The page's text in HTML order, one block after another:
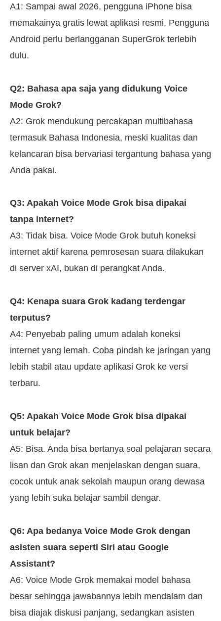
A1: Sampai awal 2026, pengguna iPhone bisa
memakainya gratis lewat aplikasi resmi. Pengguna
Android perlu berlangganan SuperGrok terlebih
dulu.
Q2: Bahasa apa saja yang didukung Voice
Mode Grok?
A2: Grok mendukung percakapan multibahasa
termasuk Bahasa Indonesia, meski kualitas dan
kelancaran bisa bervariasi tergantung bahasa yang
Anda pakai.
Q3: Apakah Voice Mode Grok bisa dipakai
tanpa internet?
A3: Tidak bisa. Voice Mode Grok butuh koneksi
internet aktif karena pemrosesan suara dilakukan
di server xAI, bukan di perangkat Anda.
Q4: Kenapa suara Grok kadang terdengar
terputus?
A4: Penyebab paling umum adalah koneksi
internet yang lemah. Coba pindah ke jaringan yang
lebih stabil atau update aplikasi Grok ke versi
terbaru.
Q5: Apakah Voice Mode Grok bisa dipakai
untuk belajar?
A5: Bisa. Anda bisa bertanya soal pelajaran secara
lisan dan Grok akan menjelaskan dengan suara,
cocok untuk anak sekolah maupun orang dewasa
yang lebih suka belajar sambil dengar.
Q6: Apa bedanya Voice Mode Grok dengan
asisten suara seperti Siri atau Google
Assistant?
A6: Voice Mode Grok memakai model bahasa
besar sehingga jawabannya lebih mendalam dan
bisa diajak diskusi panjang, sedangkan asisten